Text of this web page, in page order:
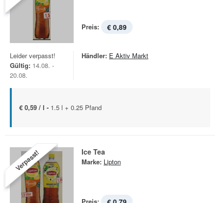
Preis: € 0,89
Leider verpasst!
Gültig: 14.08. -
20.08.
Händler: E Aktiv Markt
€ 0,59 / l - 1.5 l + 0.25 Pfand
Verpasst! Ice Tea
Marke: Lipton